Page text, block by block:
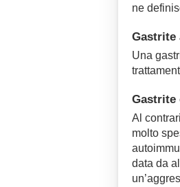
ne
Gastrite
Una
Gastrite
Al
molto
data da